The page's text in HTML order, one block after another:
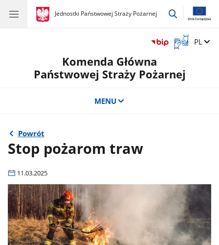
gov.pl
Jednostki Państwowej Straży Pożarnej
gov.pl
Jednostki
przejdź
Otwórz
okno
tłumaczem
języka
Zmień
PL
Komenda Główna
Państwowej Straży Pożarnej
MENU
Powrót
Stop pożarom traw
11.03.2025